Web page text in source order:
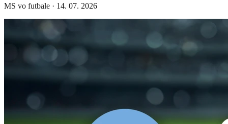
MS vo futbale · 14. 07. 2026